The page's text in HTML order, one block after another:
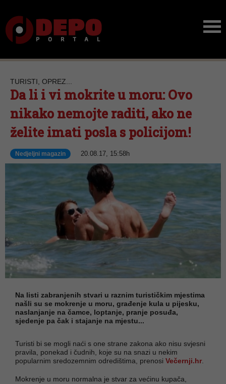
TURISTI, OPREZ...
Da li i vi mokrite u moru: Ovo
nikako nemojte raditi, ako ne
želite imati posla s policijom!
Nedjeljni magazin 20.08.17, 15:58h
Na listi zabranjenih stvari u raznim turističkim mjestima
našli su se mokrenje u moru, građenje kula u pijesku,
naslanjanje na čamce, loptanje, pranje posuđa,
sjedenje pa čak i stajanje na mjestu...
Turisti bi se mogli naći s one strane zakona ako nisu svjesni
pravila, ponekad i čudnih, koje su na snazi u nekim
popularnim sredozemnim odredištima, prenosi Večernji.hr
Mokrenje u moru normalna je stvar za većinu kupača,